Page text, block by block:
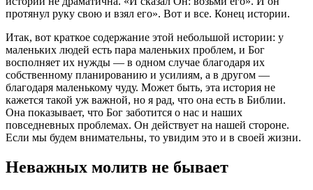
протянул руку свою и взял его». Вот и все. Конец истории.
Итак, вот краткое содержание этой небольшой истории: у
маленьких людей есть пара маленьких проблем, и Бог
восполняет их нужды — в одном случае благодаря их
собственному планированию и усилиям, а в другом —
благодаря маленькому чуду. Может быть, эта история не
кажется такой уж важной, но я рад, что она есть в Библии.
Она показывает, что Бог заботится о нас и наших
повседневных проблемах. Он действует на нашей стороне.
Если мы будем внимательны, то увидим это и в своей жизни.
Неважных молитв не бывает